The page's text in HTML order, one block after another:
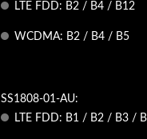
LTE FDD: B2 / B4 / B12
WCDMA: B2 / B4 / B5
SS1808-01-AU:
LTE FDD: B1 / B2 / B3 /